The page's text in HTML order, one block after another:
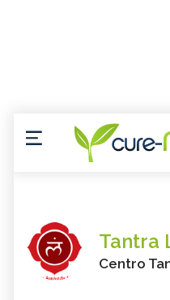
Tantra
Centro